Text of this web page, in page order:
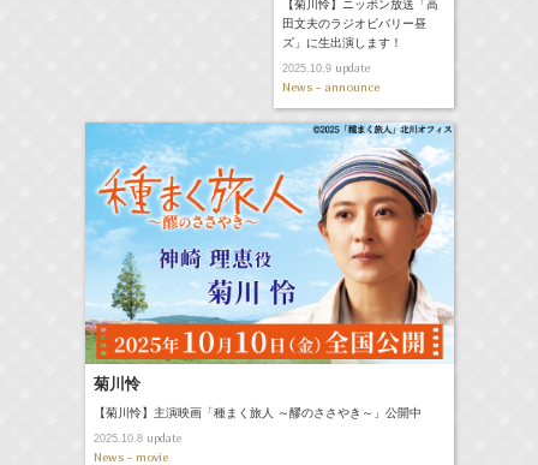
【菊川怜】ニッポン放送「高
田文夫のラジオビバリー昼
ズ」に生出演します！
2025.10.9update
News - announce
菊川怜
【菊川怜】主演映画「種まく旅人 ～醪のささやき～」公開中
2025.10.8update
News - movie